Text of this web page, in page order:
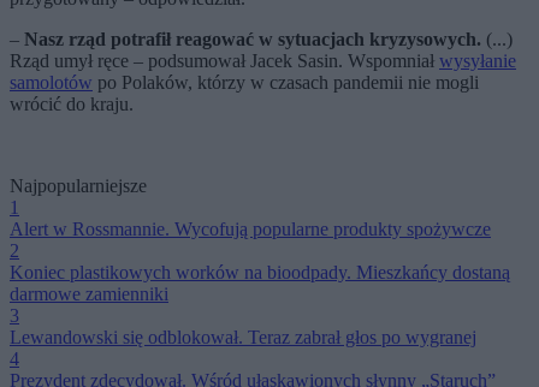
– Nasz rząd potrafił reagować w sytuacjach kryzysowych. (...)
Rząd umył ręce – podsumował Jacek Sasin. Wspomniał wysyłanie
samolotów po Polaków, którzy w czasach pandemii nie mogli
wrócić do kraju.
Najpopularniejsze
1
Alert w Rossmannie. Wycofują popularne produkty spożywcze
2
Koniec plastikowych worków na bioodpady. Mieszkańcy dostaną
darmowe zamienniki
3
Lewandowski się odblokował. Teraz zabrał głos po wygranej
4
Prezydent zdecydował. Wśród ułaskawionych słynny „Staruch”